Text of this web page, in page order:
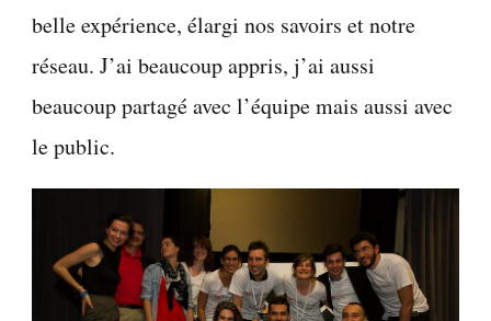
belle expérience, élargi nos savoirs et notre
réseau. J’ai beaucoup appris, j’ai aussi
beaucoup partagé avec l’équipe mais aussi avec
le public.